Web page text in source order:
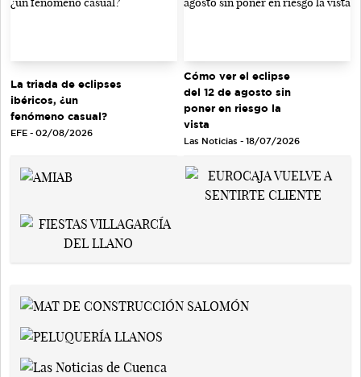
La triada de eclipses
ibéricos, ¿un
fenómeno casual?
EFE - 02/08/2026
Cómo ver el eclipse
del 12 de agosto sin
poner en riesgo la
vista
Las Noticias - 18/07/2026